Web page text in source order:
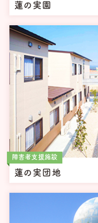
蓮の実園
障害者支援施設
蓮の実団地